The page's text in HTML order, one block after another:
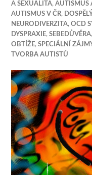
A SEXUALITA,AUTISMUS
AUTISMUS V ČR,
NEURODIVERZITA,OCD
DYSPRAXIE,SEBEDŮVĚRA
OBTÍŽE,SPECIÁLNÍ
TVORBA AUTISTŮ